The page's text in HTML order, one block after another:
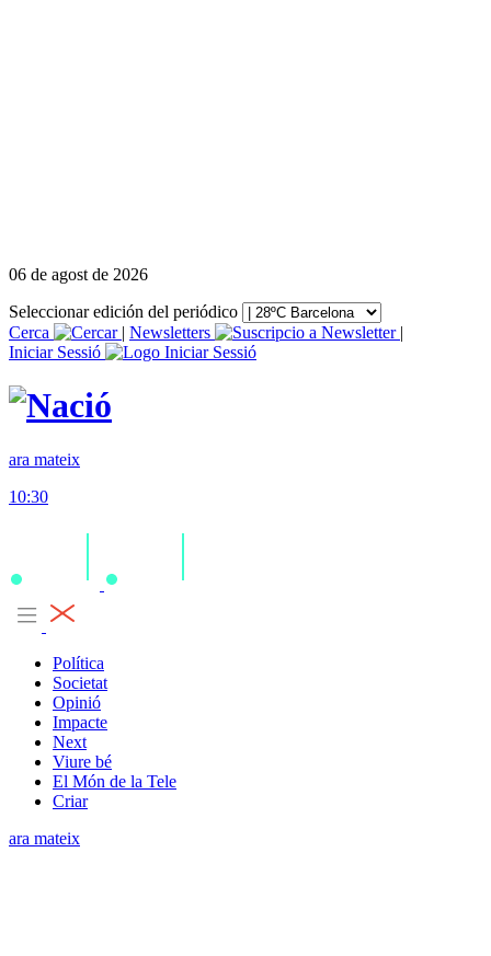
06 de agost de 2026
Seleccionar edición del periódico
Cerca
| Newsletters
|
Iniciar Sessió
ara mateix
10:30
Política
Societat
Opinió
Impacte
Next
Viure bé
El Món de la Tele
Criar
ara mateix